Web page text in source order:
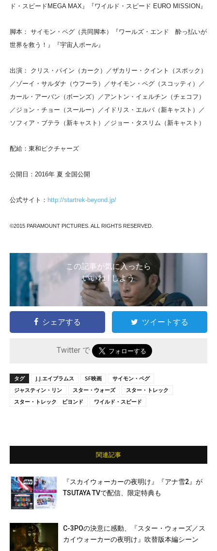
ド・スピードMEGA MAX』『ワイルド・スピード EURO MISSION』
脚本： サイモン・ペグ（共同脚本）『ワールズ・エンド 酔っ払いが
世界を救う！』『宇宙人ポール』
出演： クリス・パイン（カーク）／ザカリー・クイント（スポック）
／ゾーイ・サルダナ（ウフーラ）／サイモン・ペグ（スコッティ）／
カール・アーバン（ボーンズ）／アントン・イェルチン（チェコフ）
／ジョン・チョー（スールー）／イドリス・エルバ（新キャスト）／
ソフィア・ブテラ（新キャスト）／ジョー・タスリム（新キャスト）
配給：東和ピクチャーズ
公開日：2016年 夏 全国公開
公式サイト： http://startrek-beyond.jp/
©2015 PARAMOUNT PICTURES. ALL RIGHTS RESERVED.
この記事が気に入ったら
いいね ! しよう
シェアする ツイートする
Twitter で
タグ J.J.エイブラムス SF映画
サイモン・ペグ
ジャスティン・リン
スター・ウォーズ
スター・トレック
スター・トレック ビヨンド
ワイルド・スピード
関連記事
『スカイウォーカーの夜明け』『アナ雪2』が
TSUTAYA TVで配信、限定特典も
C-3POの決意に感動、『スター・ウォーズ／ス
カイウォーカーの夜明け』吹替版本編シーン